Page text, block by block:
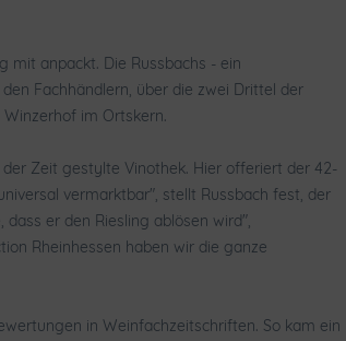
mit anpackt. Die Russbachs - ein
Fachhändlern, über die zwei Drittel der
im Ortskern.
Zeit gestylte Vinothek. Hier offeriert der 42-
vermarktbar", stellt Russbach fest, der
er den Riesling ablösen wird",
Rheinhessen haben wir die ganze
in Weinfachzeitschriften. So kam ein